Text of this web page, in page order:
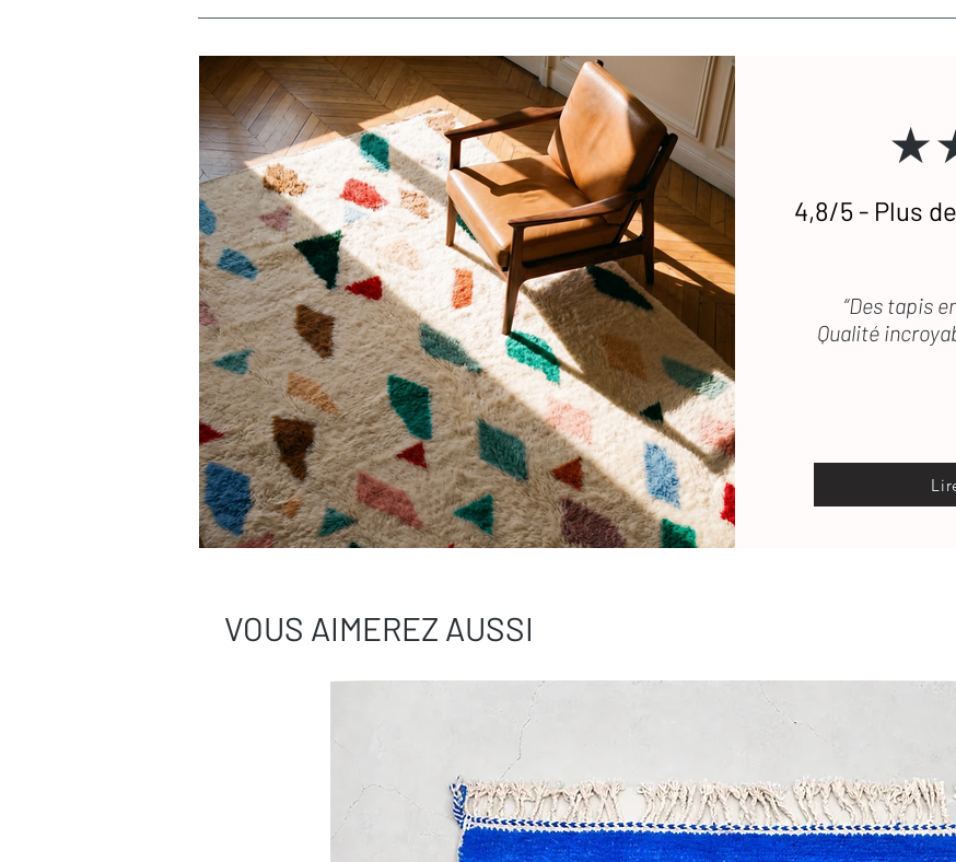
4,8/5 - Plus
“Des tapis
Qualité
VOUS AIMEREZ AUSSI